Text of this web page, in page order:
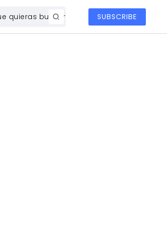
SUBSCRIBE